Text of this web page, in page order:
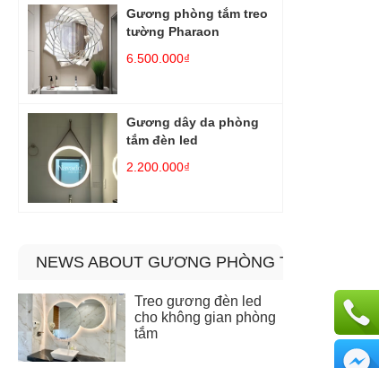
Gương phòng tắm treo
tường Pharaon
6.500.000₫
Gương dây da phòng
tắm đèn led
2.200.000₫
NEWS ABOUT GƯƠNG PHÒNG TẮM MÀI
Treo gương đèn led
cho không gian phòng
tắm